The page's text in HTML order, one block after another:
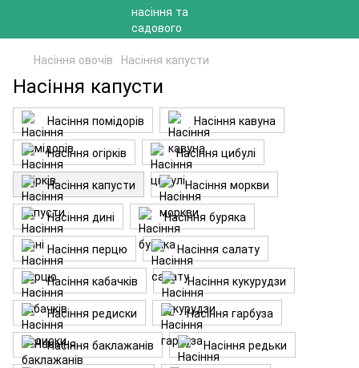
Насіння овочів Насіння капусти
Насіння капусти
Насіння помідорів
Насіння кавуна
Насіння огірків
Насіння цибулі
Насіння капусти
Насіння моркви
Насіння дині
Насіння буряка
Насіння перцю
Насіння салату
Насіння кабачків
Насіння кукурудзи
Насіння редиски
Насіння гарбуза
Насіння баклажанів
Насіння редьки